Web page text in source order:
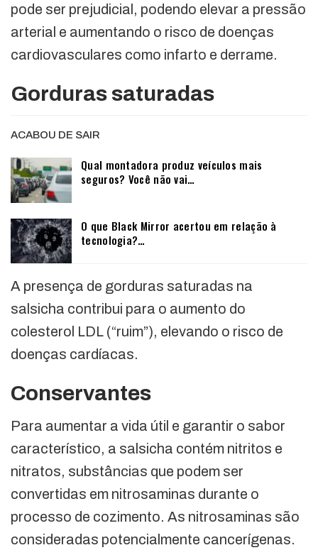
pode ser prejudicial, podendo elevar a pressão
arterial e aumentando o risco de doenças
cardiovasculares como infarto e derrame.
Gorduras saturadas
ACABOU DE SAIR
Qual montadora produz veículos mais
seguros? Você não vai…
O que Black Mirror acertou em relação à
tecnologia?…
A presença de gorduras saturadas na
salsicha contribui para o aumento do
colesterol LDL (“ruim”), elevando o risco de
doenças cardíacas.
Conservantes
Para aumentar a vida útil e garantir o sabor
característico, a salsicha contém nitritos e
nitratos, substâncias que podem ser
convertidas em nitrosaminas durante o
processo de cozimento. As nitrosaminas são
consideradas potencialmente cancerígenas.